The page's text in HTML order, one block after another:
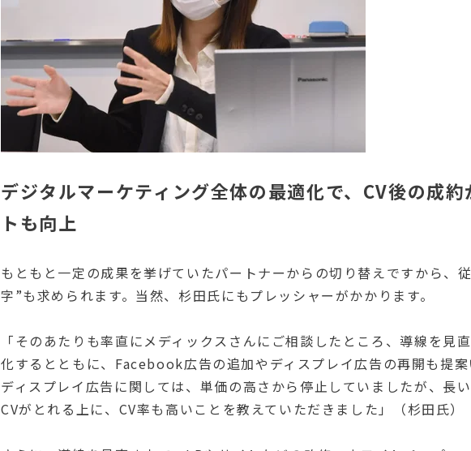
デジタルマーケティング全体の最適化で、CV後の成
トも向上
もともと一定の成果を挙げていたパートナーからの切り替えですから、
字”も求められます。当然、杉田氏にもプレッシャーがかかります。
「そのあたりも率直にメディックスさんにご相談したところ、導線を見
化するとともに、Facebook広告の追加やディスプレイ広告の再開も提案
ディスプレイ広告に関しては、単価の高さから停止していましたが、長
CVがとれる上に、CV率も高いことを教えていただきました」（杉田氏）